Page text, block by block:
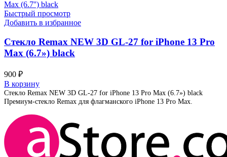
Быстрый просмотр
Добавить в избранное
Стекло Remax NEW 3D GL-27 for iPhone 13 Pro
Max (6.7») black
900 ₽
В корзину
Стекло Remax NEW 3D GL-27 for iPhone 13 Pro Max (6.7») black
Премиум-стекло Remax для флагманского iPhone 13 Pro Max.